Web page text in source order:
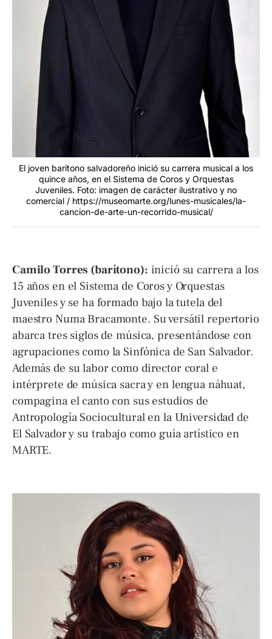
El joven barítono salvadoreño inició su carrera musical a los
quince años, en el Sistema de Coros y Orquestas
Juveniles. Foto: imagen de carácter ilustrativo y no
comercial / https://museomarte.org/lunes-musicales/la-
cancion-de-arte-un-recorrido-musical/
Camilo Torres (barítono): inició su carrera a los
15 años en el Sistema de Coros y Orquestas
Juveniles y se ha formado bajo la tutela del
maestro Numa Bracamonte. Su versátil repertorio
abarca tres siglos de música, presentándose con
agrupaciones como la Sinfónica de San Salvador.
Además de su labor como director coral e
intérprete de música sacra y en lengua náhuat,
compagina el canto con sus estudios de
Antropología Sociocultural en la Universidad de
El Salvador y su trabajo como guía artístico en
MARTE.